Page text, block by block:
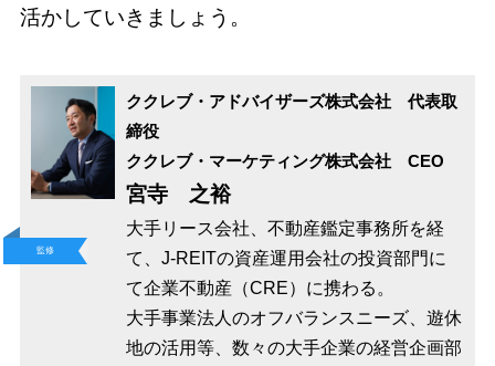
活かしていきましょう。
監修
ククレブ・アドバイザーズ株式会社 代表取
締役
ククレブ・マーケティング株式会社 CEO
宮寺 之裕
大手リース会社、不動産鑑定事務所を経
て、J-REITの資産運用会社の投資部門に
て企業不動産（CRE）に携わる。
大手事業法人のオフバランスニーズ、遊休
地の活用等、数々の大手企業の経営企画部